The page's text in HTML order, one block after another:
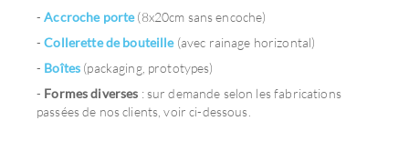
-Accroche porte(8x20cm sans encoche)
-Collerette de bouteille(avec rainage horizontal)
- Boîtes (packaging, prototypes)
- Formes diverses : sur demande selon les fabrications
passées de nos clients, voir ci-dessous.